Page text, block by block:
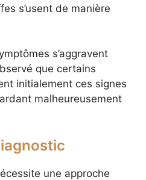
s’usent de manière
s’aggravent
que certains
initialement ces signes
malheureusement
une approche